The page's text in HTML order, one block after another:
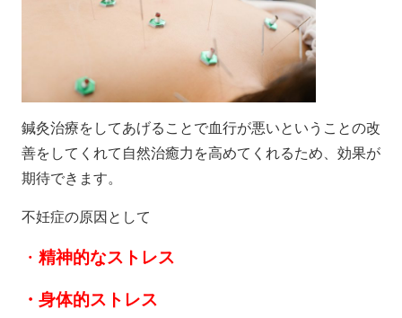
鍼灸治療をしてあげることで血行が悪いということの改
善をしてくれて自然治癒力を高めてくれるため、効果が
期待できます。
不妊症の原因として
・ 精神的なストレス
・身体的ストレス